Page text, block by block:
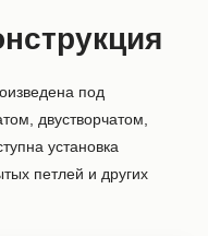
под
двустворчатом,
установка
петлей и других